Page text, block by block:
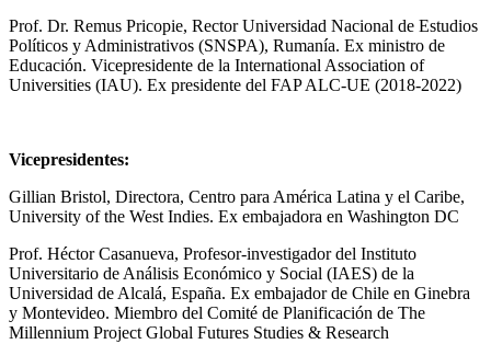
Prof. Dr. Remus Pricopie, Rector Universidad Nacional de Estudios
Políticos y Administrativos (SNSPA), Rumanía. Ex ministro de
Educación. Vicepresidente de la International Association of
Universities (IAU). Ex presidente del FAP ALC-UE (2018-2022)
Vicepresidentes:
Gillian Bristol, Directora, Centro para América Latina y el Caribe,
University of the West Indies. Ex embajadora en Washington DC
Prof. Héctor Casanueva, Profesor-investigador del Instituto
Universitario de Análisis Económico y Social (IAES) de la
Universidad de Alcalá, España. Ex embajador de Chile en Ginebra
y Montevideo. Miembro del Comité de Planificación de The
Millennium Project Global Futures Studies & Research